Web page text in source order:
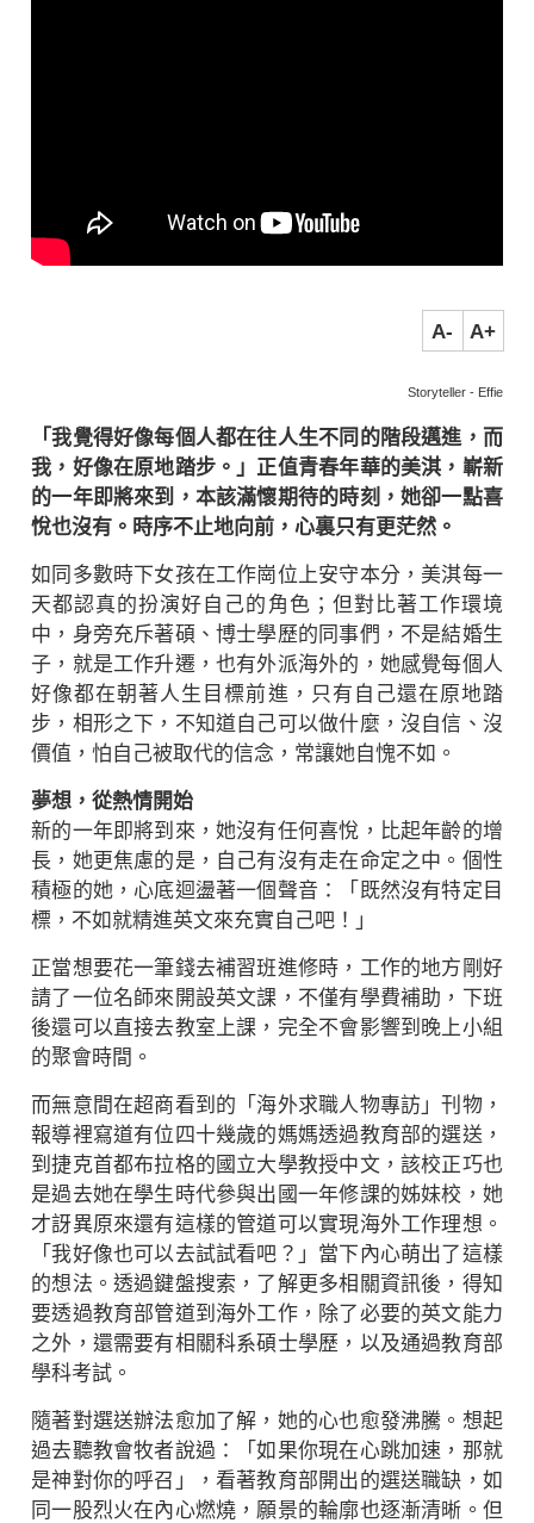
A- A+
Storyteller - Effie
「我覺得好像每個人都在往人生不同的階段邁進，而
我，好像在原地踏步。」正值青春年華的美淇，嶄新
的一年即將來到，本該滿懷期待的時刻，她卻一點喜
悅也沒有。時序不止地向前，心裏只有更茫然。
如同多數時下女孩在工作崗位上安守本分，美淇每一
天都認真的扮演好自己的角色；但對比著工作環境
中，身旁充斥著碩、博士學歷的同事們，不是結婚生
子，就是工作升遷，也有外派海外的，她感覺每個人
好像都在朝著人生目標前進，只有自己還在原地踏
步，相形之下，不知道自己可以做什麼，沒自信、沒
價值，怕自己被取代的信念，常讓她自愧不如。
夢想，從熱情開始
新的一年即將到來，她沒有任何喜悅，比起年齡的增
長，她更焦慮的是，自己有沒有走在命定之中。個性
積極的她，心底迴盪著一個聲音：「既然沒有特定目
標，不如就精進英文來充實自己吧！」
正當想要花一筆錢去補習班進修時，工作的地方剛好
請了一位名師來開設英文課，不僅有學費補助，下班
後還可以直接去教室上課，完全不會影響到晚上小組
的聚會時間。
而無意間在超商看到的「海外求職人物專訪」刊物，
報導裡寫道有位四十幾歲的媽媽透過教育部的選送，
到捷克首都布拉格的國立大學教授中文，該校正巧也
是過去她在學生時代參與出國一年修課的姊妹校，她
才訝異原來還有這樣的管道可以實現海外工作理想。
「我好像也可以去試試看吧？」當下內心萌出了這樣
的想法。透過鍵盤搜索，了解更多相關資訊後，得知
要透過教育部管道到海外工作，除了必要的英文能力
之外，還需要有相關科系碩士學歷，以及通過教育部
學科考試。
隨著對選送辦法愈加了解，她的心也愈發沸騰。想起
過去聽教會牧者說過：「如果你現在心跳加速，那就
是神對你的呼召」，看著教育部開出的選送職缺，如
同一股烈火在內心燃燒，願景的輪廓也逐漸清晰。但